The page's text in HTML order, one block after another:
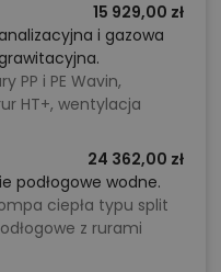
15 929,00 zł
i gazowa
PP i PE Wavin,
HT+, wentylacja
24 362,00 zł
podłogowe wodne.
ciepła typu split
z rurami